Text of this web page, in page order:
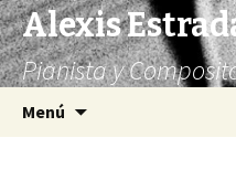
Alexis
Pianista y
Menú